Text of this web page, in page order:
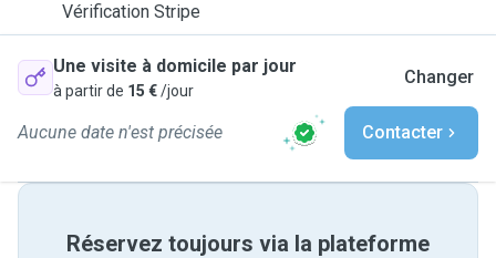
Vérification Stripe
Une visite à domicile par jour
à partir de 15 €/jour
Changer
Aucune date n'est précisée Contacter
Réservez toujours via la plateforme